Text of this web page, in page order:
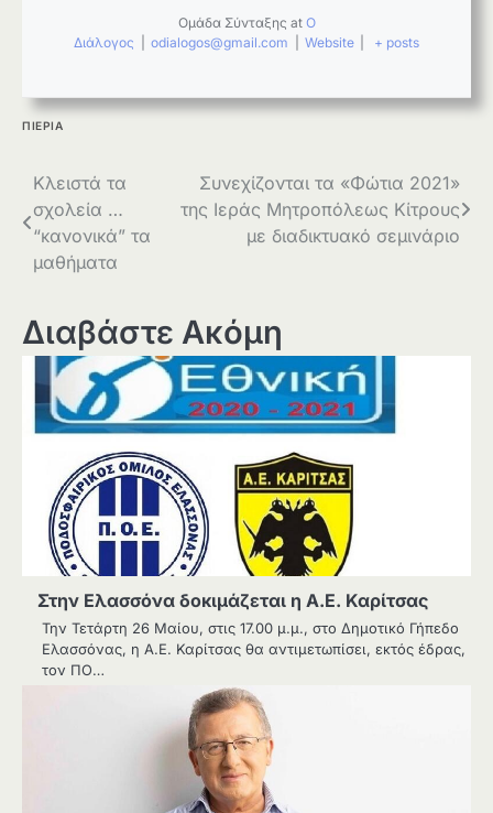
Ομάδα Σύνταξης at Ο
Διάλογος
odialogos@gmail.com Website + posts
ΠΙΕΡΙΑ
Πλοήγηση
άρθρων
Κλειστά τα
σχολεία …
“κανονικά” τα
μαθήματα
Συνεχίζονται τα «Φώτια 2021»
της Ιεράς Μητροπόλεως Κίτρους
με διαδικτυακό σεμινάριο
Διαβάστε Ακόμη
Στην Ελασσόνα δοκιμάζεται η Α.Ε. Καρίτσας
Την Τετάρτη 26 Μαίου, στις 17.00 μ.μ., στο Δημοτικό Γήπεδο
Ελασσόνας, η A.E. Καρίτσας θα αντιμετωπίσει, εκτός έδρας,
τον ΠΟ…